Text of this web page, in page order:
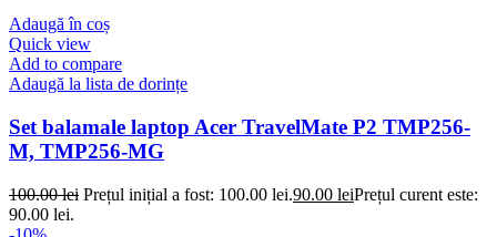
Adaugă în coș
Quick view
Add to compare
Adaugă la lista de dorințe
Set balamale laptop Acer TravelMate P2 TMP256-
M, TMP256-MG
100.00lei Prețul inițial a fost: 100.00 lei.90.00 leiPrețul curent este:
90.00 lei.